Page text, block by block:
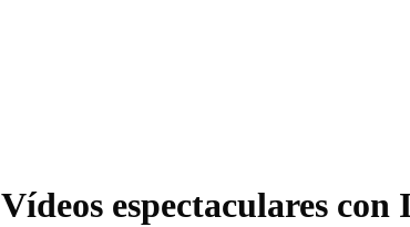
Vídeos espectaculares con